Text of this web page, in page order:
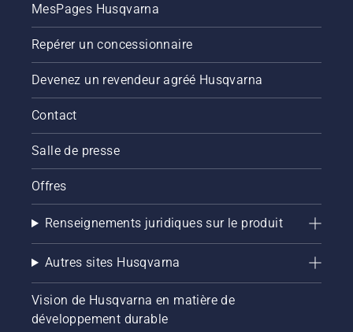
MesPages Husqvarna
Repérer un concessionnaire
Devenez un revendeur agréé Husqvarna
Contact
Salle de presse
Offres
Renseignements juridiques sur le produit
Autres sites Husqvarna
Vision de Husqvarna en matière de
développement durable